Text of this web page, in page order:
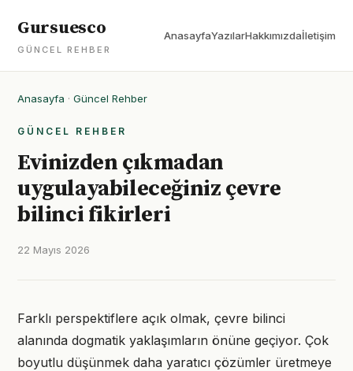
Gursuesco
GÜNCEL REHBER
AnasayfaYazılarHakkımızdaİletişim
Anasayfa · Güncel Rehber
GÜNCEL REHBER
Evinizden çıkmadan
uygulayabileceğiniz çevre
bilinci fikirleri
22 Mayıs 2026
Farklı perspektiflere açık olmak, çevre bilinci
alanında dogmatik yaklaşımların önüne geçiyor. Çok
boyutlu düşünmek daha yaratıcı çözümler üretmeye